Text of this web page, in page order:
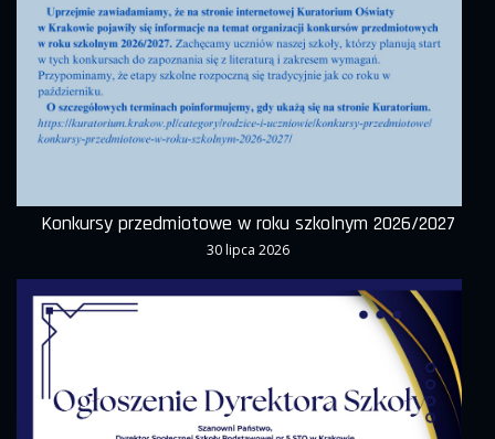
Konkursy przedmiotowe w roku szkolnym 2026/2027
30 lipca 2026